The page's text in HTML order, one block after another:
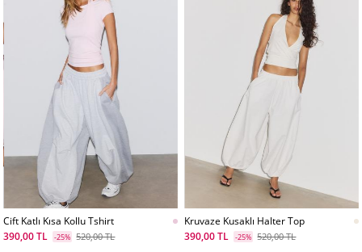
Cift Katlı Kısa Kollu Tshirt
390,00 TL
-25% 520,00 TL
Kruvaze Kusaklı Halter Top
390,00 TL
-25% 520,00 TL